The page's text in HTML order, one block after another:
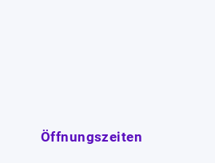
Öffnungszeiten